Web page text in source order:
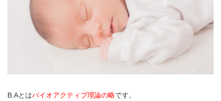
B.Aとはバイオアクティブ理論の略です。